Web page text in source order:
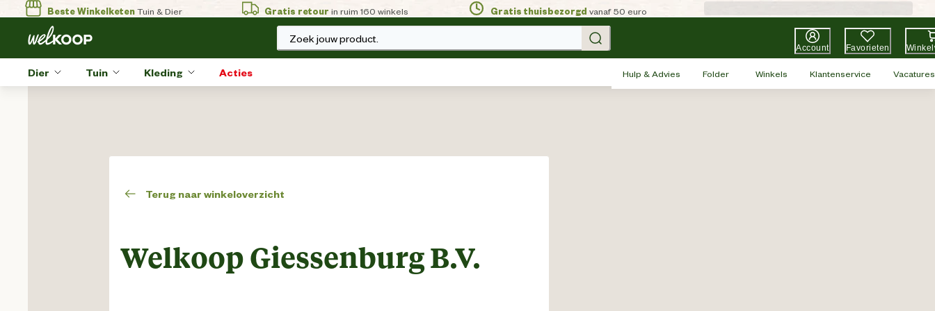
Beste WinkelketenTuin & Dier Gratis retour in ruim 160 winkels Gratis thuisbezorgd vanaf 50 euro
Zoek jouw product.
Account Favorieten
Dier Tuin Kleding Acties Hulp & Advies Folder Winkels Klantenservice Vacatures
Terug naar winkeloverzicht
Welkoop Giessenburg B.V.